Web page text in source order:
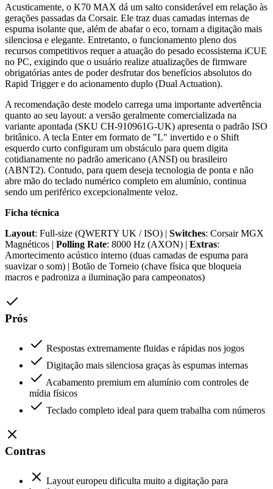
Acusticamente, o K70 MAX dá um salto considerável em relação às
gerações passadas da Corsair. Ele traz duas camadas internas de
espuma isolante que, além de abafar o eco, tornam a digitação mais
silenciosa e elegante. Entretanto, o funcionamento pleno dos
recursos competitivos requer a atuação do pesado ecossistema iCUE
no PC, exigindo que o usuário realize atualizações de firmware
obrigatórias antes de poder desfrutar dos benefícios absolutos do
Rapid Trigger e do acionamento duplo (Dual Actuation).
A recomendação deste modelo carrega uma importante advertência
quanto ao seu layout: a versão geralmente comercializada na
variante apontada (SKU CH-910961G-UK) apresenta o padrão ISO
britânico. A tecla Enter em formato de "L" invertido e o Shift
esquerdo curto configuram um obstáculo para quem digita
cotidianamente no padrão americano (ANSI) ou brasileiro
(ABNT2). Contudo, para quem deseja tecnologia de ponta e não
abre mão do teclado numérico completo em alumínio, continua
sendo um periférico excepcionalmente veloz.
Ficha técnica
Layout: Full-size (QWERTY UK / ISO) | Switches: Corsair MGX
Magnéticos | Polling Rate: 8000 Hz (AXON) | Extras:
Amortecimento acústico interno (duas camadas de espuma para
suavizar o som) | Botão de Torneio (chave física que bloqueia
macros e padroniza a iluminação para campeonatos)
Prós
Respostas extremamente fluidas e rápidas nos jogos
Digitação mais silenciosa graças às espumas internas
Acabamento premium em alumínio com controles de
mídia físicos
Teclado completo ideal para quem trabalha com números
Contras
Layout europeu dificulta muito a digitação para